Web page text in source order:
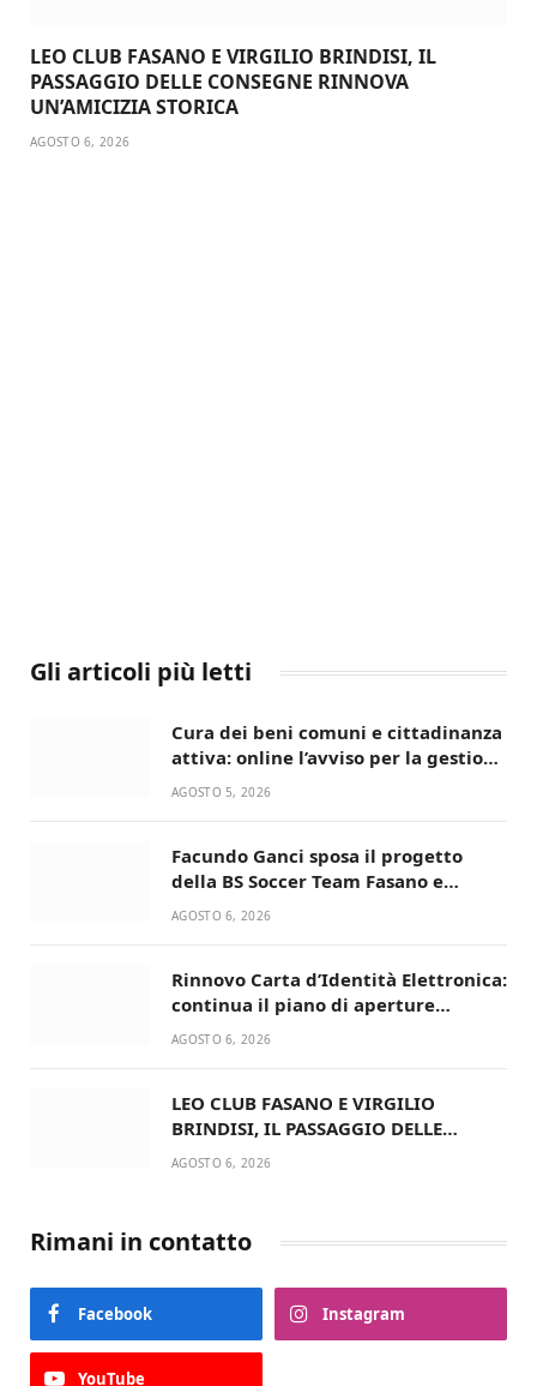
LEO CLUB FASANO E VIRGILIO BRINDISI, IL
PASSAGGIO DELLE CONSEGNE RINNOVA
UN’AMICIZIA STORICA
AGOSTO 6, 2026
Gli articoli più letti
Cura dei beni comuni e cittadinanza
attiva: online l’avviso per la gestione
condivisa della Villetta di Laureto
AGOSTO 5, 2026
Facundo Ganci sposa il progetto
della BS Soccer Team Fasano e
ritorna in campo
AGOSTO 6, 2026
Rinnovo Carta d’Identità Elettronica:
continua il piano di aperture
straordinarie del Comune di Fasano
AGOSTO 6, 2026
LEO CLUB FASANO E VIRGILIO
BRINDISI, IL PASSAGGIO DELLE
CONSEGNE RINNOVA UN’AMICIZIA
AGOSTO 6, 2026
Rimani in contatto
Facebook Instagram
YouTube